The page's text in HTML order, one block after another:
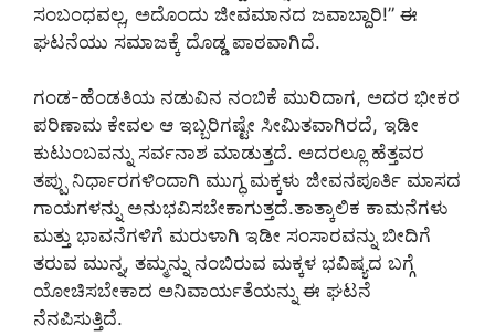
ಸಂಬಂಧವಲ್ಲ, ಅದೊಂದು ಜೀವಮಾನದ ಜವಾಬ್ದಾರಿ!” ಈ
ಘಟನೆಯು ಸಮಾಜಕ್ಕೆ ದೊಡ್ಡ ಪಾಠವಾಗಿದೆ.
ಗಂಡ-ಹೆಂಡತಿಯ ನಡುವಿನ ನಂಬಿಕೆ ಮುರಿದಾಗ, ಅದರ ಭೀಕರ
ಪರಿಣಾಮ ಕೇವಲ ಆ ಇಬ್ಬರಿಗಷ್ಟೇ ಸೀಮಿತವಾಗಿರದೆ, ಇಡೀ
ಕುಟುಂಬವನ್ನು ಸರ್ವನಾಶ ಮಾಡುತ್ತದೆ. ಅದರಲ್ಲೂ ಹೆತ್ತವರ
ತಪ್ಪು ನಿರ್ಧಾರಗಳಿಂದಾಗಿ ಮುಗ್ಧ ಮಕ್ಕಳು ಜೀವನಪೂರ್ತಿ ಮಾಸದ
ಗಾಯಗಳನ್ನು ಅನುಭವಿಸಬೇಕಾಗುತ್ತದೆ.ತಾತ್ಕಾಲಿಕ ಕಾಮನೆಗಳು
ಮತ್ತು ಭಾವನೆಗಳಿಗೆ ಮರುಳಾಗಿ ಇಡೀ ಸಂಸಾರವನ್ನು ಬೀದಿಗೆ
ತರುವ ಮುನ್ನ, ತಮ್ಮನ್ನು ನಂಬಿರುವ ಮಕ್ಕಳ ಭವಿಷ್ಯದ ಬಗ್ಗೆ
ಯೋಚಿಸಬೇಕಾದ ಅನಿವಾರ್ಯತೆಯನ್ನು ಈ ಘಟನೆ
ನೆನಪಿಸುತ್ತಿದೆ.